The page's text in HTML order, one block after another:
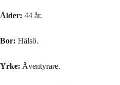
Ålder: 44 år.
Bor: Hälsö.
Yrke: Äventyrare.